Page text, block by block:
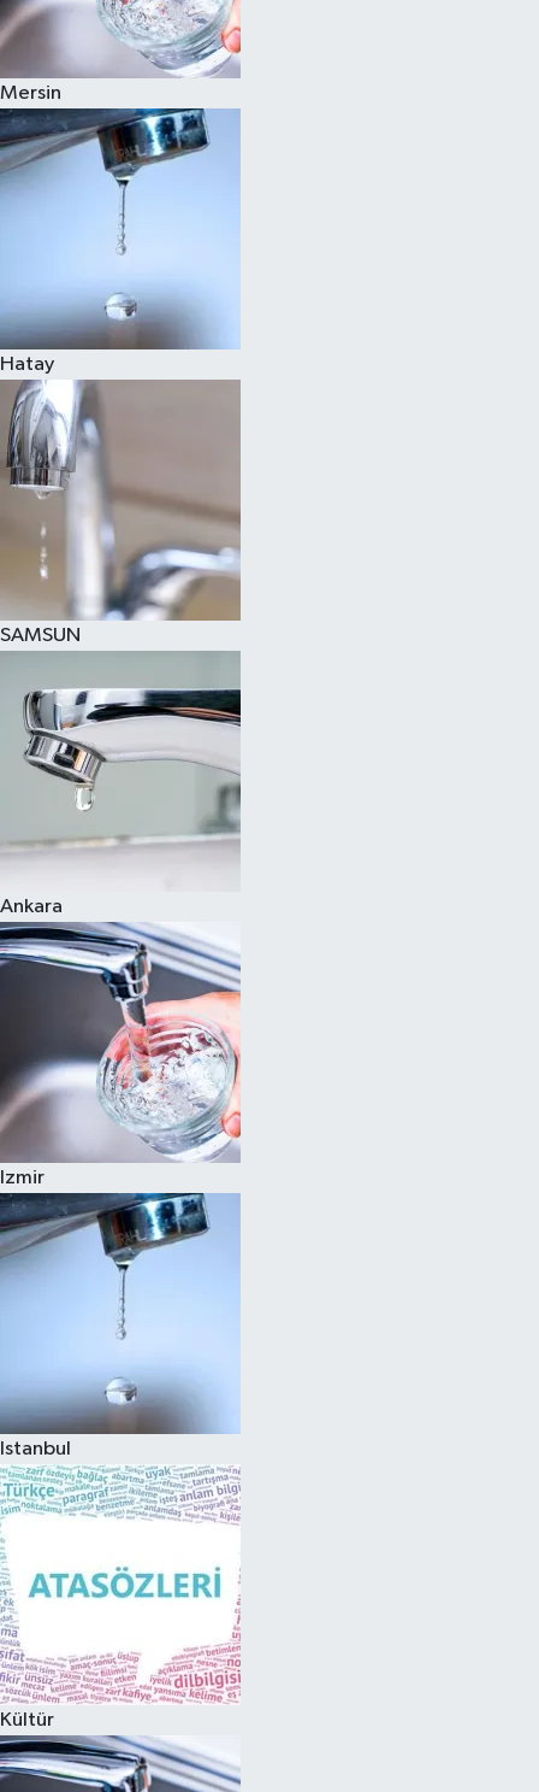
Mersin
Hatay
SAMSUN
Ankara
Izmir
Istanbul
Kültür